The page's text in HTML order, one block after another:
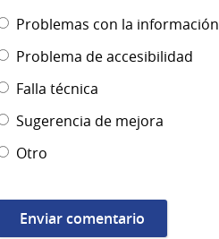
Problemas con la
Problema de accesibilidad
Falla técnica
Sugerencia de mejora
Otro